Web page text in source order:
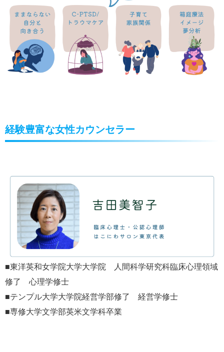
経験豊富な女性カウンセラー
■東洋英和女学院大学大学院 人間科学研究科臨床心理領域
修了 心理学修士
■テンプル大学大学院経営学部修了 経営学修士
■専修大学文学部英米文学科卒業